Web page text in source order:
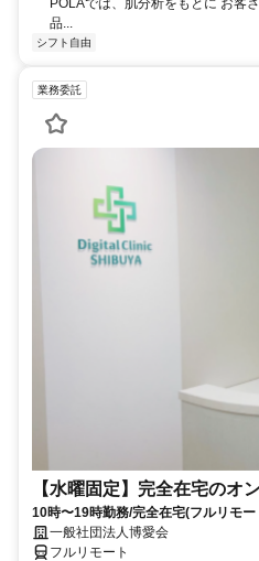
POLAでは、肌分析をもとに お客
品...
シフト自由
業務委託
【水曜固定】完全在宅のオ
10時〜19時勤務/完全在宅(フルリモ
業務一般社団法人博愛会
フルリモート